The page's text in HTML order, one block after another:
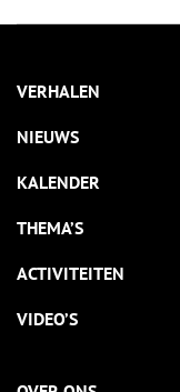
VERHALEN
NIEUWS
KALENDER
THEMA’S
ACTIVITEITEN
VIDEO’S